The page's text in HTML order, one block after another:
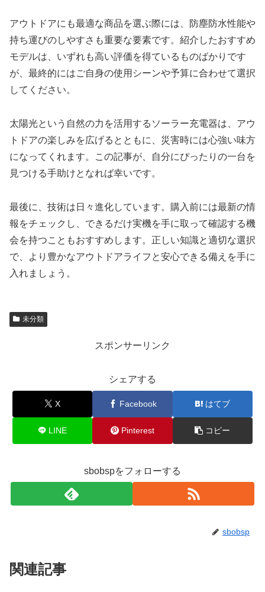
アウトドアにも最適な商品を選ぶ際には、防塵防水性能や
持ち運びのしやすさも重要な要素です。紹介したおすすめ
モデルは、いずれも高い評価を得ているものばかりです
が、最終的にはご自身の使用シーンや予算に合わせて選択
してください。
太陽光という自然の力を活用するソーラー充電器は、アウ
トドアの楽しみを広げるとともに、災害時には心強い味方
になってくれます。この記事が、自分にぴったりの一台を
見つける手助けとなれば幸いです。
最後に、技術は日々進化しています。購入前には最新の情
報をチェックし、できるだけ実機を手に取って確認する機
会を持つこともおすすめします。正しい知識と適切な選択
で、より豊かなアウトドアライフと安心できる備えを手に
入れましょう。
未分類
スポンサーリンク
シェアする
X Facebook はてブ
LINE Pinterest コピー
sbobspをフォローする
sbobsp
関連記事